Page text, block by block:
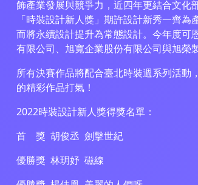
飾產業發展與競爭力，近四年更結合文化
「時裝設計新人獎」期許設計新秀一齊
而將永續設計提升為常態設計。今年度可
有限公司、旭寬企業股份有限公司與旭榮
所有決賽作品將配合臺北時裝週系列活
的精彩作品打氣！
2022時裝設計新人獎得獎名單：
首 獎 胡俊丞 劍擊世紀
優勝獎 林玥妤 磁線